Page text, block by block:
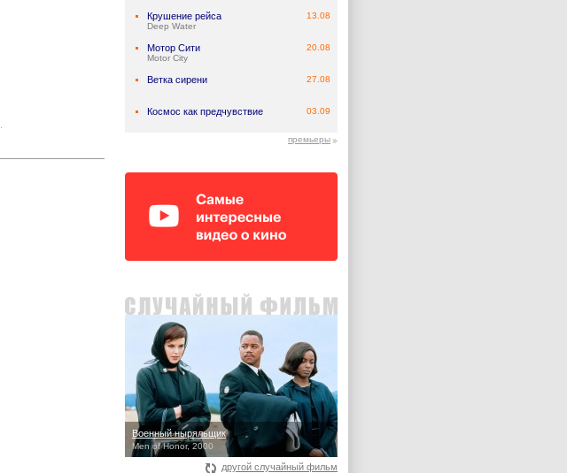
Крушение рейса
Deep Water
13.08
Мотор Сити
Motor City
20.08
Ветка сирени 27.08
Космос как предчувствие 03.09
премьеры
Военный ныряльщик
Men of Honor, 2000
другой случайный фильм